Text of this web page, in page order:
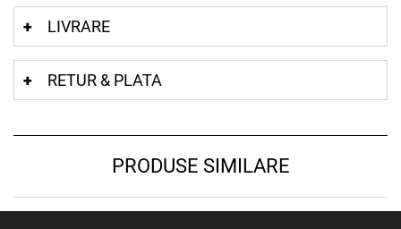
LIVRARE
RETUR & PLATA
PRODUSE SIMILARE